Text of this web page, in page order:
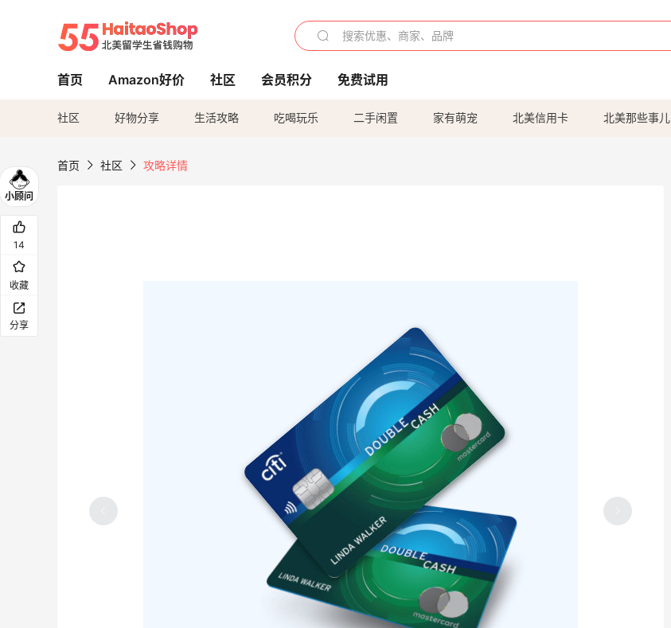
首页 Amazon好价 社区 会员积分 免费试用
社区 好物分享 生活攻略 吃喝玩乐 二手闲置 家有萌宠 北美信用卡 北美那些事儿
首页 社区 攻略详情
Chase Freedom Unlimited，消费返现
Hilton Honors American Express
Costco Anywhere Visa卡划算吗？
Costco Anywhere信用卡怎么办理
2023-05-31
Ink Business Unlimited信用卡值得办
吗？附在线办理通道
14
收藏
分享